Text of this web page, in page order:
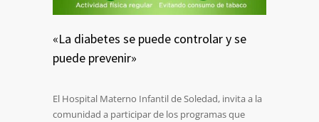
«La diabetes se puede controlar y se
puede prevenir»
El Hospital Materno Infantil de Soledad, invita a la
comunidad a participar de los programas que